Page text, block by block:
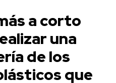
a corto
una
de los
que